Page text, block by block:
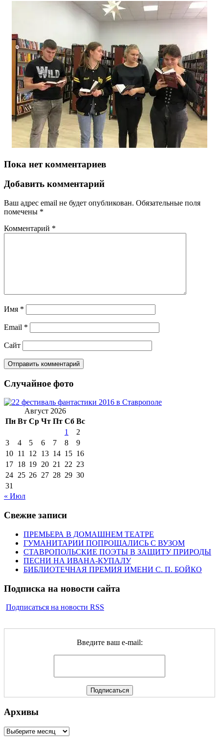
Пока нет комментариев
Добавить комментарий
Ваш адрес email не будет опубликован. Обязательные поля
помечены *
Комментарий *
Имя *
Email *
Сайт
Случайное фото
Август 2026
Пн Вт Ср Чт Пт Сб Вс
1
2
3
4 5 6 7 8
9
10 11 12 13 14 15 16
17 18 19 20 21 22 23
24 25 26 27 28 29 30
31
« Июл
Свежие записи
ПРЕМЬЕРА В ДОМАШНЕМ ТЕАТРЕ
ГУМАНИТАРИИ ПОПРОЩАЛИСЬ С ВУЗОМ
СТАВРОПОЛЬСКИЕ ПОЭТЫ В ЗАЩИТУ ПРИРОДЫ
ПЕСНИ НА ИВАНА-КУПАЛУ
БИБЛИОТЕЧНАЯ ПРЕМИЯ ИМЕНИ С. П. БОЙКО
Подписка на новости сайта
Подписаться на новости RSS
Введите ваш e-mail:
Архивы
Архивы